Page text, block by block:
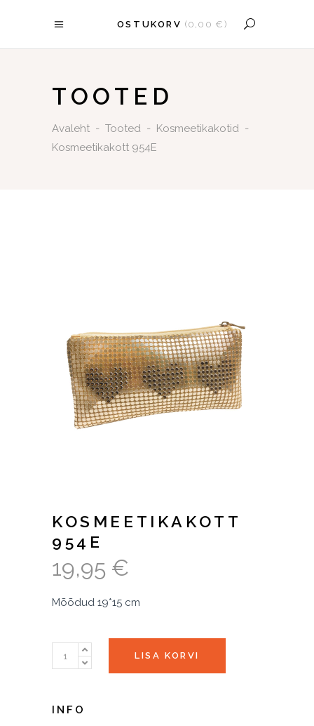
OSTUKORV (0,00 € )
TOOTED
Avaleht - Tooted - Kosmeetikakotid -
Kosmeetikakott 954E
KOSMEETIKAKOTT
954E
19,95 €
Mõõdud 19*15 cm
Kosmeetikakott
954E
LISA KORVI